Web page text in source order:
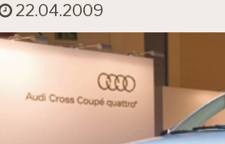
22.04.2009